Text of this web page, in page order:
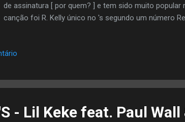
de assinatura [ por quem? ] e tem sido muito popular
canção foi R. Kelly único no 's segundo um número
500 músicas 's da década de 2000. O vídeo da
limousine. Ele também é visto em uma parte
Ni...
- Lil Keke feat. Paul